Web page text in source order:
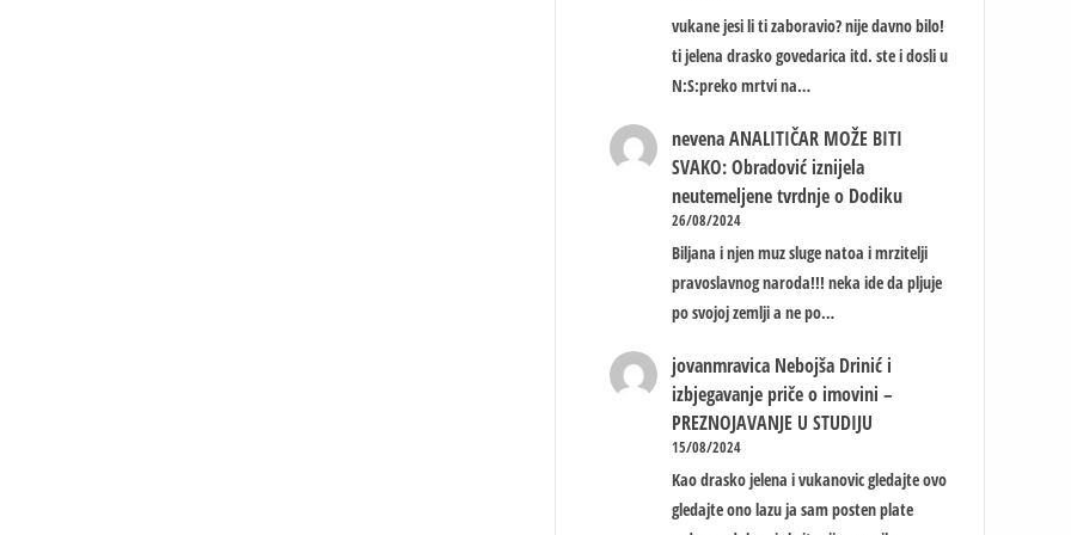
vukane jesi li ti zaboravio? nije davno bilo!
ti jelena drasko govedarica itd. ste i dosli u
N:S:preko mrtvi na…
nevena ANALITIČAR MOŽE BITI
SVAKO: Obradović iznijela
neutemeljene tvrdnje o Dodiku
26/08/2024
Biljana i njen muz sluge natoa i mrzitelji
pravoslavnog naroda!!! neka ide da pljuje
po svojoj zemlji a ne po…
jovanmravica Nebojša Drinić i
izbjegavanje priče o imovini –
PREZNOJAVANJE U STUDIJU
15/08/2024
Kao drasko jelena i vukanovic gledajte ovo
gledajte ono lazu ja sam posten plate